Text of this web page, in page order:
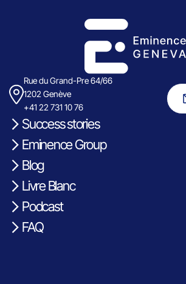
Rue du Grand-Pre 64/66
1202 Genève
+41 22 731 10 76
Success stories
Eminence Group
Blog
Livre Blanc
Podcast
FAQ